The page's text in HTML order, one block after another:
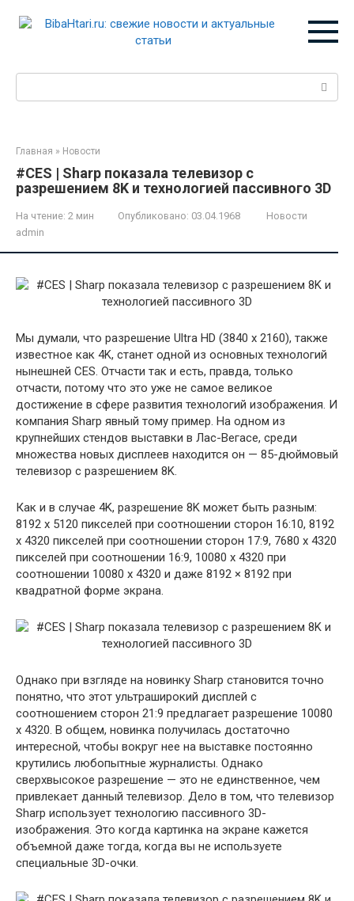
Главная » Новости
#CES | Sharp показала телевизор с
разрешением 8K и технологией пассивного 3D
На чтение: 2 мин Опубликовано: 03.04.1968
Новости
admin
Мы думали, что разрешение Ultra HD (3840 x 2160), также
известное как 4K, станет одной из основных технологий
нынешней CES. Отчасти так и есть, правда, только
отчасти, потому что это уже не самое великое
достижение в сфере развития технологий изображения. И
компания Sharp явный тому пример. На одном из
крупнейших стендов выставки в Лас-Вегасе, среди
множества новых дисплеев находится он — 85-дюймовый
телевизор с разрешением 8K.
Как и в случае 4K, разрешение 8K может быть разным:
8192 x 5120 пикселей при соотношении сторон 16:10, 8192
x 4320 пикселей при соотношении сторон 17:9, 7680 x 4320
пикселей при соотношении 16:9, 10080 x 4320 при
соотношении 10080 x 4320 и даже 8192 × 8192 при
квадратной форме экрана.
Однако при взгляде на новинку Sharp становится точно
понятно, что этот ультраширокий дисплей с
соотношением сторон 21:9 предлагает разрешение 10080
x 4320. В общем, новинка получилась достаточно
интересной, чтобы вокруг нее на выставке постоянно
крутились любопытные журналисты. Однако
сверхвысокое разрешение — это не единственное, чем
привлекает данный телевизор. Дело в том, что телевизор
Sharp использует технологию пассивного 3D-
изображения. Это когда картинка на экране кажется
объемной даже тогда, когда вы не используете
специальные 3D-очки.